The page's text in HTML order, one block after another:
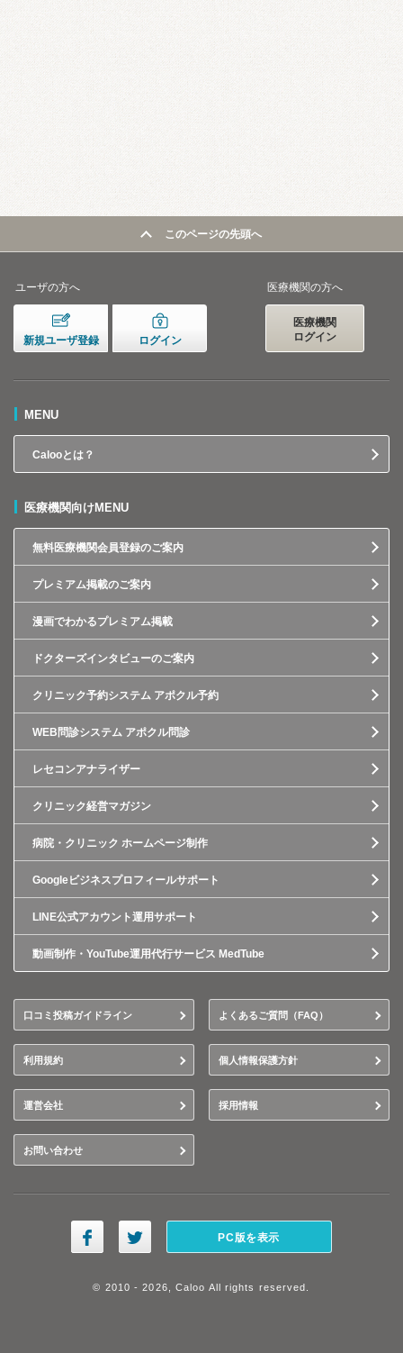
このページの先頭へ
ユーザの方へ
新規ユーザ登録 ログイン
医療機関の方へ
医療機関
ログイン
MENU
Calooとは？
医療機関向けMENU
無料医療機関会員登録のご案内
プレミアム掲載のご案内
漫画でわかるプレミアム掲載
ドクターズインタビューのご案内
クリニック予約システム アポクル予約
WEB問診システム アポクル問診
レセコンアナライザー
クリニック経営マガジン
病院・クリニック ホームページ制作
Googleビジネスプロフィールサポート
LINE公式アカウント運用サポート
動画制作・YouTube運用代行サービス MedTube
口コミ投稿ガイドライン よくあるご質問（FAQ）
利用規約 個人情報保護方針
運営会社 採用情報
お問い合わせ
PC版を表示
© 2010 - 2026, Caloo All rights reserved.